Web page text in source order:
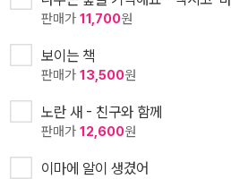
판매가 11,700원
보이는 책
판매가 13,500원
노란 새 - 친구와 함께
판매가 12,600원
이마에 알이 생겼어